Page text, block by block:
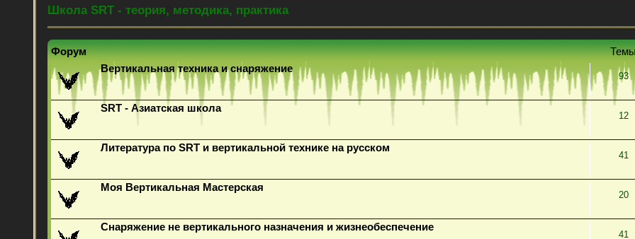
Школа SRT - теория, методика, практика
Форум
Вертикальная техника и снаряжение
93
SRT - Азиатская школа
12
Литература по SRT и вертикальной технике на русском
41
Моя Вертикальная Мастерская
20
Снаряжение не вертикального назначения и жизнеобеспечение
41